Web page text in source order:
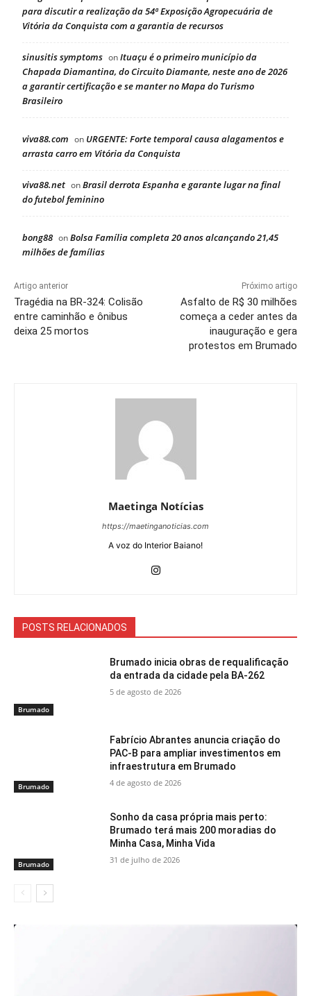
para discutir a realização da 54ª Exposição Agropecuária de
Vitória da Conquista com a garantia de recursos
sinusitis symptoms onItuaçu é o primeiro município da
Chapada Diamantina, do Circuito Diamante, neste ano de 2026
a garantir certificação e se manter no Mapa do Turismo
Brasileiro
viva88.com on URGENTE: Forte temporal causa alagamentos e
arrasta carro em Vitória da Conquista
viva88.net onBrasil derrota Espanha e garante lugar na final
do futebol feminino
bong88 onBolsa Família completa 20 anos alcançando 21,45
milhões de famílias
Artigo anterior
Tragédia na BR-324: Colisão
entre caminhão e ônibus
deixa 25 mortos
Próximo artigo
Asfalto de R$ 30 milhões
começa a ceder antes da
inauguração e gera
protestos em Brumado
Maetinga Notícias
https://maetinganoticias.com
A voz do Interior Baiano!
POSTS RELACIONADOS
Brumado
Brumado inicia obras de requalificação
da entrada da cidade pela BA-262
5 de agosto de 2026
Brumado
Fabrício Abrantes anuncia criação do
PAC-B para ampliar investimentos em
infraestrutura em Brumado
4 de agosto de 2026
Brumado
Sonho da casa própria mais perto:
Brumado terá mais 200 moradias do
Minha Casa, Minha Vida
31 de julho de 2026